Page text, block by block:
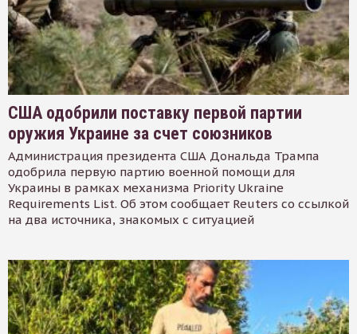
США одобрили поставку первой партии
оружия Украине за счет союзников
Администрация президента США Дональда Трампа
одобрила первую партию военной помощи для
Украины в рамках механизма Priority Ukraine
Requirements List. Об этом сообщает Reuters со ссылкой
на два источника, знакомых с ситуацией